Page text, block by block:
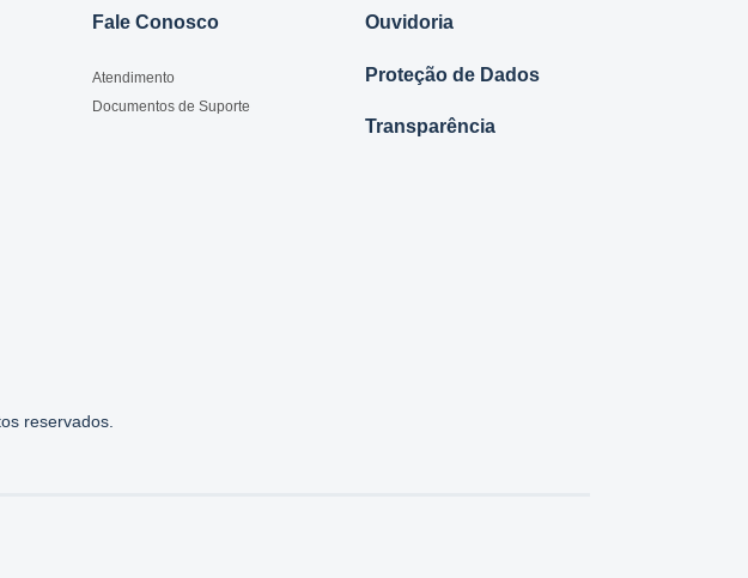
Fale Conosco
Atendimento
Documentos de Suporte
Ouvidoria
Proteção de Dados
Transparência
reservados.